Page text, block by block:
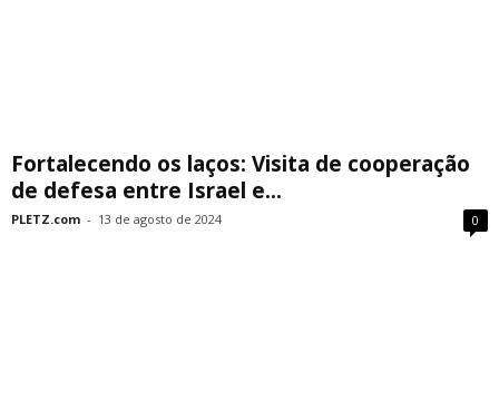
Fortalecendo os laços: Visita de cooperação
de defesa entre Israel e...
PLETZ.com - 13 de agosto de 2024 0